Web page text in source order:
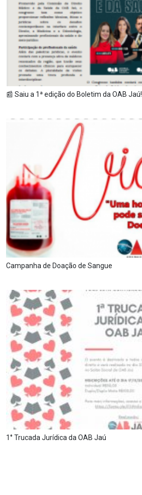
📰 Saiu a 1ª edição do Boletim da OAB Jaú!
Campanha de Doação de Sangue
1° Trucada Jurídica da OAB Jaú